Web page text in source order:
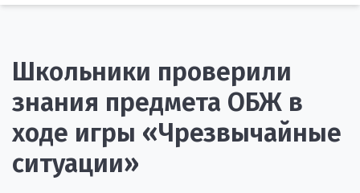
Школьники проверили
знания предмета ОБЖ в
ходе игры «Чрезвычайные
ситуации»